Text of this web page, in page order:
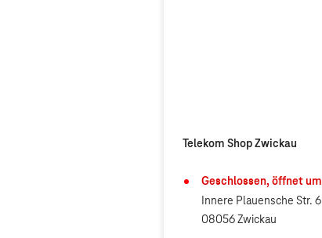
Telekom Shop Zwickau
Geschlossen, öffnet um
Innere Plauensche Str. 6
08056 Zwickau